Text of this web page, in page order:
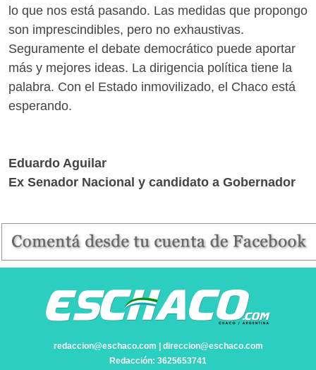
lo que nos está pasando. Las medidas que propongo
son imprescindibles, pero no exhaustivas.
Seguramente el debate democrático puede aportar
más y mejores ideas. La dirigencia política tiene la
palabra. Con el Estado inmovilizado, el Chaco está
esperando.
Eduardo Aguilar
Ex Senador Nacional y candidato a Gobernador
redaccion@eschaco.com | direccion@eschaco.com
Redacción: 3625653741